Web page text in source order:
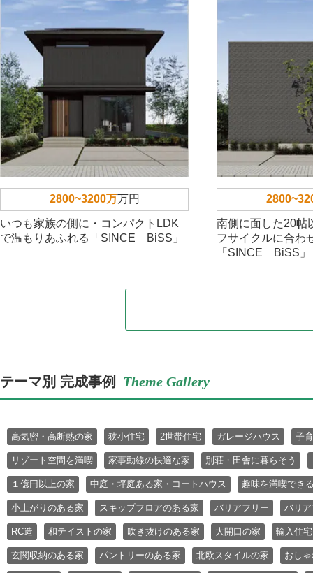
2800~3200万万円
いつも家族の側に・コンパクトLDK
で温もりあふれる「SINCE BiSS」
南側に面した20帖
フサイクルに合わ
「SINCE BiSS」
テーマ別 完成事例 Theme Gallery
高気密・高断熱の家 狭小住宅 2世帯住宅 ガレージハウス 子
リゾート空間を満喫 家事動線の快適な家 別荘・田舎に暮らそう
１億円以上の家 中庭・坪庭ある家・コートハウス 趣味を満喫でき
小上がりのある家 スキップフロアのある家 バリアフリー バリ
RC造 和テイストの家 吹き抜けのある家 大開口の家 輸入住宅
玄関収納のある家 パントリーのある家 北欧スタイルの家 おし